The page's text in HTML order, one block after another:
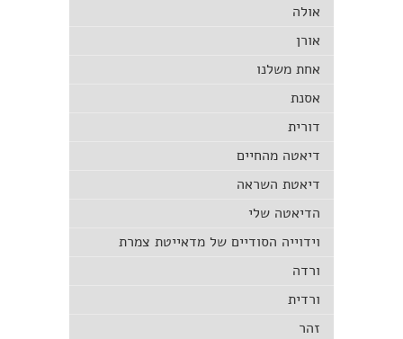
אולה
אורן
אחת משלנו
אסנת
דורית
דיאטה מהחיים
דיאטת השראה
הדיאטה שלי
וידוייה הסודיים של מדאייטת צמרת
ורדה
ורדית
זהר